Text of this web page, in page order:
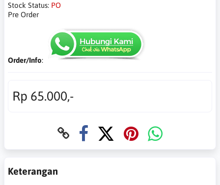
Stock Status: PO
Pre Order
Order/Info:
Rp 65.000,-
Keterangan